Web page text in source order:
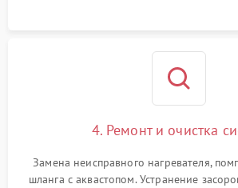
4. Ремонт и очистка
Замена неисправного нагревателя,
шланга с аквастопом. Устранение